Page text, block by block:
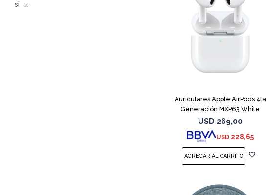
Auriculares Apple AirPods 4ta
Generación MXP63 White
USD 269,00
USD 228,65
si (2)